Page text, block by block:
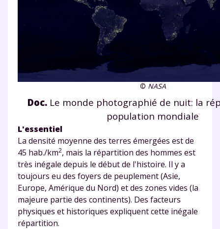
© NASA
Doc.Le monde photographié de nuit: la
population mondiale
L'essentiel
La densité moyenne des terres émergées est de
45 hab./km2, mais la répartition des hommes est
très inégale depuis le début de l'histoire. Il y a
toujours eu des foyers de peuplement (Asie,
Europe, Amérique du Nord) et des zones vides (la
majeure partie des continents). Des facteurs
physiques et historiques expliquent cette inégale
répartition.
Testez gratuitement
pendant 24h notre
plateforme de soutien
scolaire !
Fiches de cours et vidéos
corrigés
podcasts de révisions
Unespace dédié aux parents pour
suivre les progrès
Tout le programme scolaire du CP à
la Terminale
Des profs expérimentés disponibles
à la demande par tchat, audio ou
vidéo